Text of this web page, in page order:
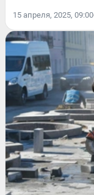
15 апреля, 2025, 09:00